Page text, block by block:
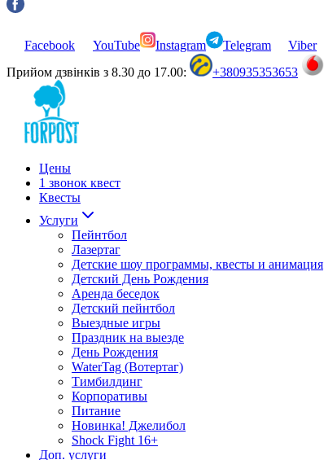
Facebook YouTube Instagram Telegram
Viber
Прийом дзвінків з 8.30 до 17.00:
+380935353653
Цены
1 звонок квест
Квесты
Услуги
Пейнтбол
Лазертаг
Детские шоу программы, квесты и анимация
Детский День Рождения
Аренда беседок
Детский пейнтбол
Выездные игры
Праздник на выезде
День Рождения
WaterTag (Вотертаг)
Тимбилдинг
Корпоративы
Питание
Новинка! Джелибол
Shock Fight 16+
Доп. услуги